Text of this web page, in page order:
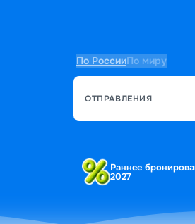
По РоссииПо миру
ОТПРАВЛЕНИЯ
Раннее
2027